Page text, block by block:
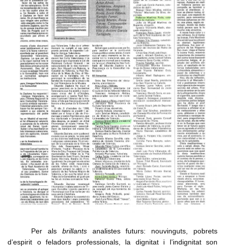
Per als brillantsanalistes futurs: nouvinguts, pobrets
d’espirit o feladors professionals, la dignitat i l’indignitat son